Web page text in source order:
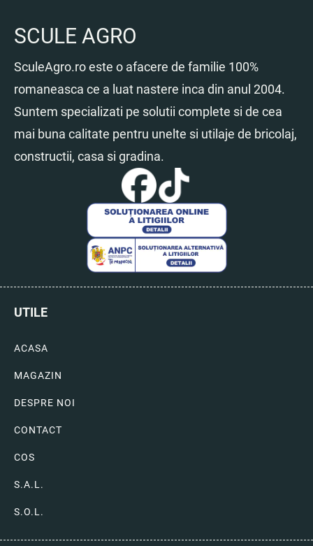
SCULE AGRO
SculeAgro.ro este o afacere de familie 100%
romaneasca ce a luat nastere inca din anul 2004.
Suntem specializati pe solutii complete si de cea
mai buna calitate pentru unelte si utilaje de bricolaj,
constructii, casa si gradina.
UTILE
ACASA
MAGAZIN
DESPRE NOI
CONTACT
COS
S.A.L.
S.O.L.